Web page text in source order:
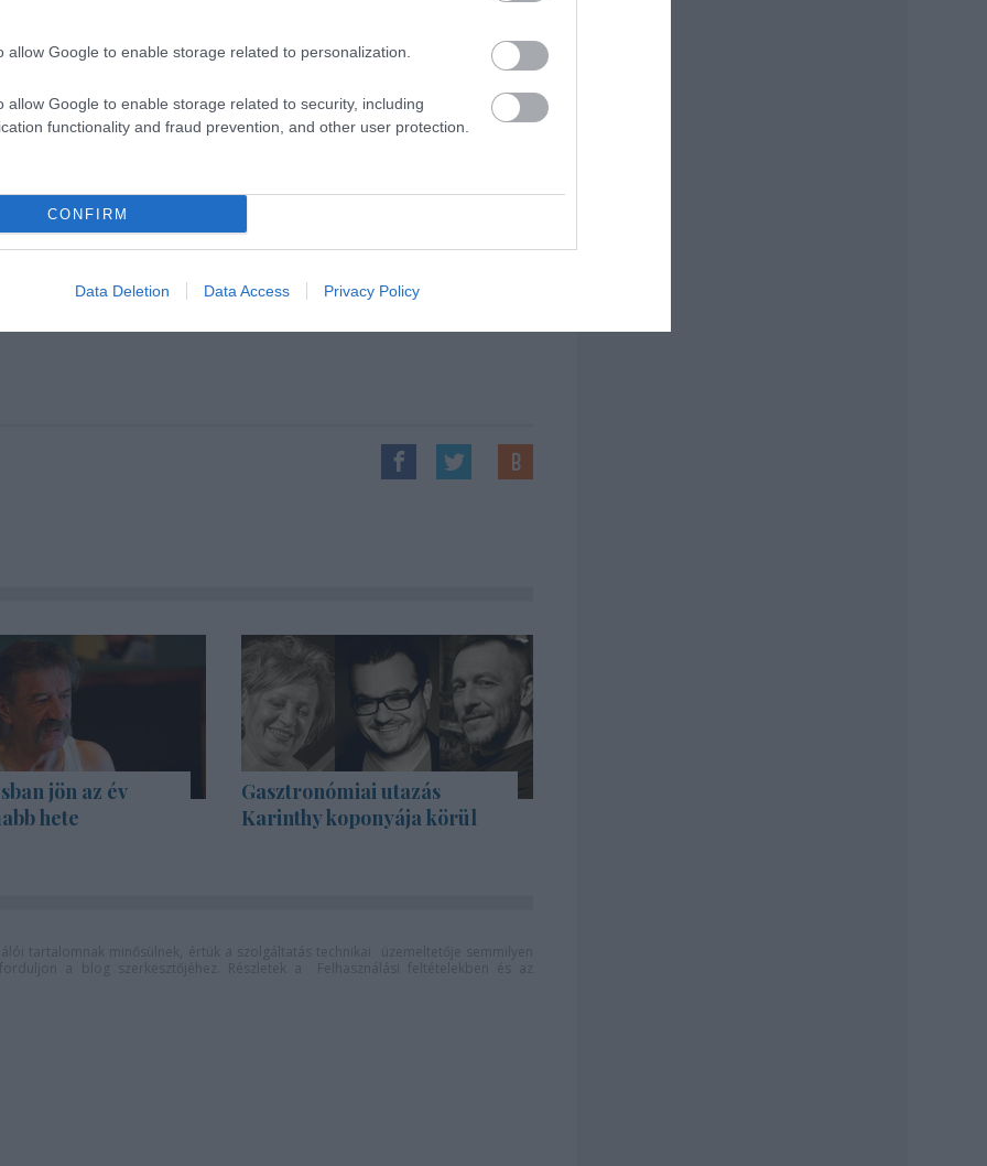
allow Google to enable storage related to personalization.
allow Google to enable storage related to security, including
functionality and fraud prevention, and other user protection.
CONFIRM
Data Deletion Data Access Privacy Policy
1954 és 1964 között a Főfotó riportosztályán
a Tükör című hetilap fotóriportere, 1985-től 90-ig
tól 1995-ig a Blikk fotórovat vezetője volt. 1975-től
Iskola fotó tanszékén. 1978 és 1990 között a
2008-ig ő rendezett. Munkásságáért több
Mihály-díjjal, és Pulitzer-emlékdíjjal tüntették ki.
jön az év
hete
Gasztronómiai utazás
Karinthy koponyája körül